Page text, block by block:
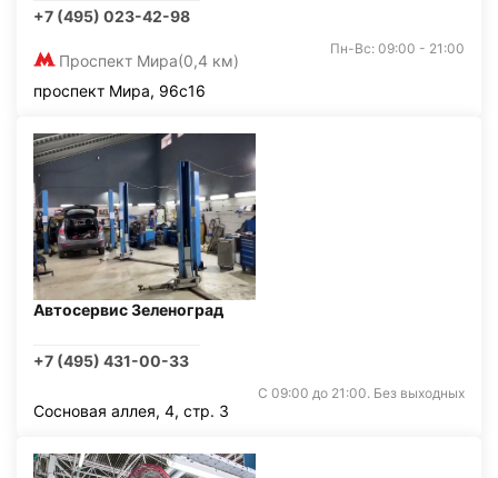
+7 (495) 023-42-98
Проспект Мира(0,4 км)
Пн-Вс: 09:00 - 21:00
проспект Мира, 96с16
Автосервис Зеленоград
+7 (495) 431-00-33
С 09:00 до 21:00. Без выходных
Сосновая аллея, 4, стр. 3